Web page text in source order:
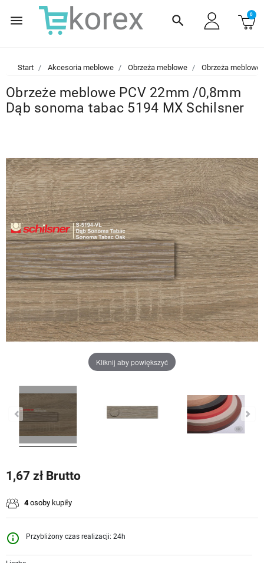
menu search 0
Start Akcesoria meblowe Obrzeża meblowe Obrzeża meblowe
Obrzeże meblowe PCV 22mm /0,8mm
Dąb sonoma tabac 5194 MX Schilsner
Kliknij aby powiększyć
1,67 zł Brutto
4osoby kupiły
info_outline Przybliżony czas realizacji: 24h